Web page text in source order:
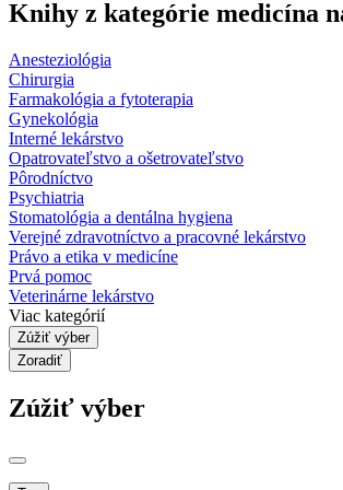
Knihy z kategórie medicína
Anesteziológia
Chirurgia
Farmakológia a fytoterapia
Gynekológia
Interné lekárstvo
Opatrovateľstvo a ošetrovateľstvo
Pôrodníctvo
Psychiatria
Stomatológia a dentálna hygiena
Verejné zdravotníctvo a pracovné lekárstvo
Právo a etika v medicíne
Prvá pomoc
Veterinárne lekárstvo
Viac kategórií
Zúžiť výber
Zoradiť
Zúžiť výber